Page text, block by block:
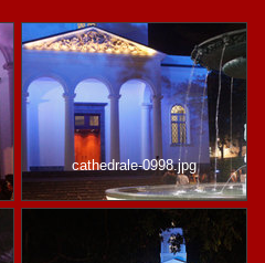
cathedrale-0998.jpg